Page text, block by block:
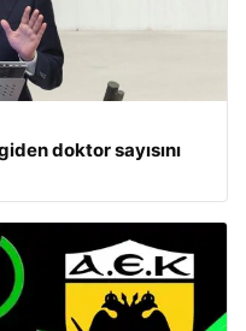
doktor sayısını